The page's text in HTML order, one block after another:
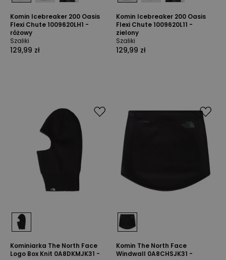
Komin Icebreaker 200 Oasis
Flexi Chute 1009620LH1 -
różowy
Szaliki
129,99 zł
Komin Icebreaker 200 Oasis
Flexi Chute 1009620L11 -
zielony
Szaliki
129,99 zł
Kominiarka The North Face
Logo Box Knit 0A8DKMJK31 -
Komin The North Face
Windwall 0A8CHSJK31 -